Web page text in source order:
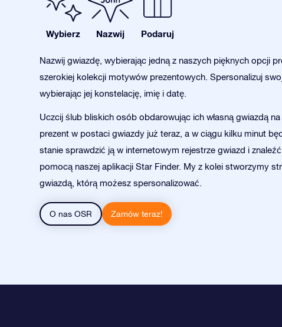
Wybierz Nazwij Podaruj
Nazwij gwiazdę, wybierając jedną z naszych pięknych opcji
szerokiej kolekcji motywów prezentowych. Spersonalizuj
wybierając jej konstelację, imię i datę.
Uczcij ślub bliskich osób obdarowując ich własną gwiazdą
prezent w postaci gwiazdy już teraz, a w ciągu kilku minut
stanie sprawdzić ją w internetowym rejestrze gwiazd i
pomocą naszej aplikacji Star Finder. My z kolei stworzymy
gwiazdą, którą możesz spersonalizować.
O nas OSR Zamów teraz!